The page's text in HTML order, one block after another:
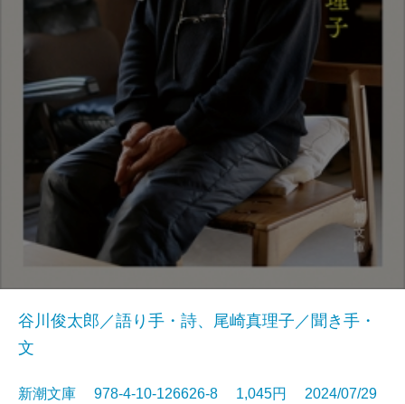
谷川俊太郎／語り手・詩、尾崎真理子／聞き手・
文
新潮文庫 978-4-10-126626-8 1,045円 2024/07/29